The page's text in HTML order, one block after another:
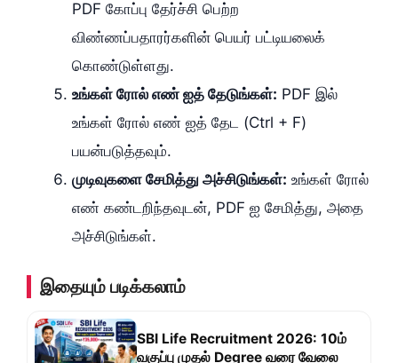
PDF கோப்பு தேர்ச்சி பெற்ற
விண்ணப்பதாரர்களின் பெயர் பட்டியலைக்
கொண்டுள்ளது.
உங்கள் ரோல் எண் ஐத் தேடுங்கள்: PDF இல்
உங்கள் ரோல் எண் ஐத் தேட (Ctrl + F)
பயன்படுத்தவும்.
முடிவுகளை சேமித்து அச்சிடுங்கள்: உங்கள் ரோல்
எண் கண்டறிந்தவுடன், PDF ஐ சேமித்து, அதை
அச்சிடுங்கள்.
இதையும் படிக்கலாம்
SBI Life Recruitment 2026: 10ம்
வகுப்பு முதல் Degree வரை வேலை